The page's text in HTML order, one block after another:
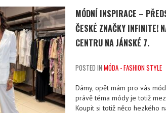
MÓDNÍ INSPIRACE –
ČESKÉ ZNAČKY INFINITE!
CENTRU NA JÁNSKÉ 7.
POSTED IN MÓDA - FASHION STYLE
Dámy, opět mám pro vás
právě téma módy je totiž
Koupit si totiž něco hezkého